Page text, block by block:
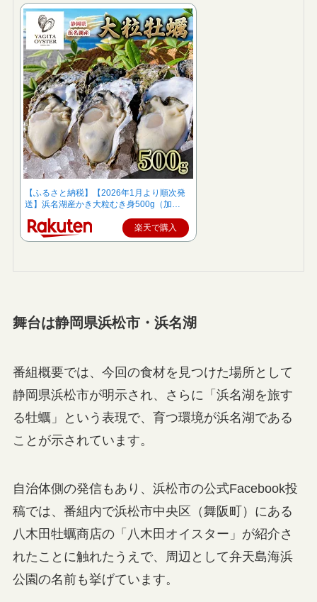
【ふるさと納税】【2026年1月より順次発
送】浜名湖産かき大粒むき身500g（加…
楽天で購入
舞台は静岡県浜松市・浜名湖
番組概要では、今回の食材を見つけた場所として
静岡県浜松市が明示され、さらに「浜名湖を旅す
る牡蠣」という表現で、育つ環境が浜名湖である
ことが示されています。
自治体側の発信もあり、浜松市の公式Facebook投
稿では、番組内で浜松市中央区（舞阪町）にある
八木田牡蠣商店の「八木田オイスター」が紹介さ
れたことに触れたうえで、周辺として弁天島海浜
公園の名前も挙げています。